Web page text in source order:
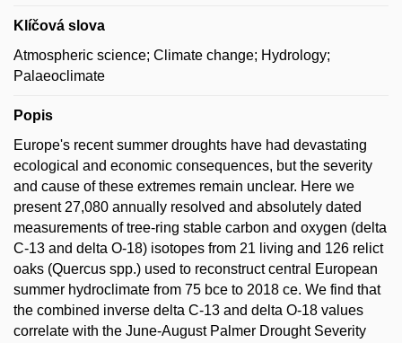
Klíčová slova
Atmospheric science; Climate change; Hydrology;
Palaeoclimate
Popis
Europe's recent summer droughts have had devastating
ecological and economic consequences, but the severity
and cause of these extremes remain unclear. Here we
present 27,080 annually resolved and absolutely dated
measurements of tree-ring stable carbon and oxygen (delta
C-13 and delta O-18) isotopes from 21 living and 126 relict
oaks (Quercus spp.) used to reconstruct central European
summer hydroclimate from 75 bce to 2018 ce. We find that
the combined inverse delta C-13 and delta O-18 values
correlate with the June-August Palmer Drought Severity